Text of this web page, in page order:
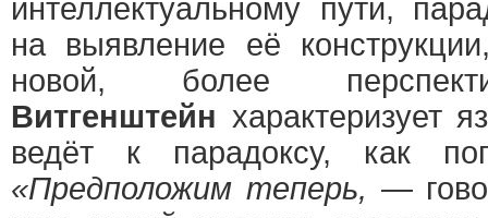
интеллектуальному пути,
на выявление её
новой, более
Витгенштейн характеризует
ведёт к парадоксу, как
«Предположим теперь, —